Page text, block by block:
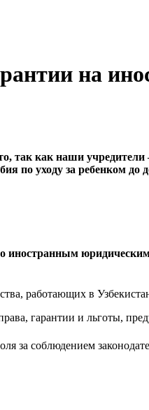
на
так как наши
по уходу за ребенком
работающих в
гарантии и льготы,
за соблюдением